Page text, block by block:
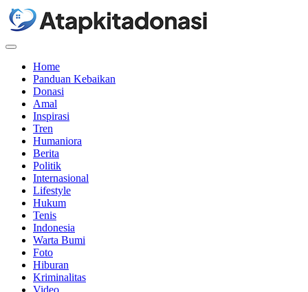
Menu
Home
Panduan Kebaikan
Donasi
Amal
Inspirasi
Tren
Humaniora
Berita
Politik
Internasional
Lifestyle
Hukum
Tenis
Indonesia
Warta Bumi
Foto
Hiburan
Kriminalitas
Video